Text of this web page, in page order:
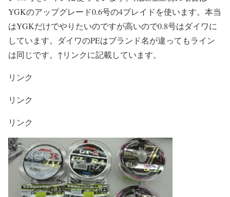
YGKのアップグレード0.6号の4ブレイドを使います。本当
はYGKだけでやりたいのですが高いので0.8号はダイワに
しています。ダイワのPEはブランド名が違ってもライン
は同じです。↑リンクに記載しています。
リンク
リンク
リンク